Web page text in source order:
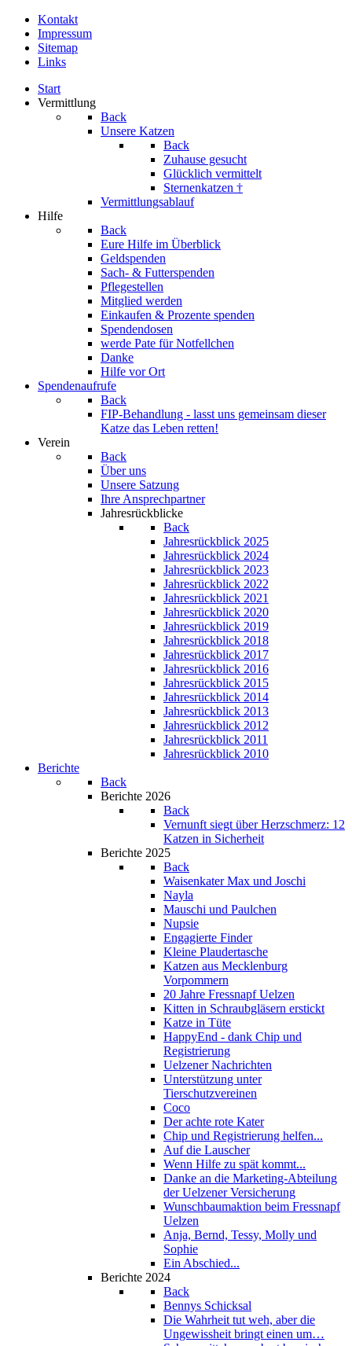
Kontakt
Impressum
Sitemap
Links
Start
Vermittlung
Back
Unsere Katzen
Back
Zuhause gesucht
Glücklich vermittelt
Sternenkatzen †
Vermittlungsablauf
Hilfe
Back
Eure Hilfe im Überblick
Geldspenden
Sach- & Futterspenden
Pflegestellen
Mitglied werden
Einkaufen & Prozente spenden
Spendendosen
werde Pate für Notfellchen
Danke
Hilfe vor Ort
Spendenaufrufe
Back
FIP-Behandlung - lasst uns gemeinsam dieser
Katze das Leben retten!
Verein
Back
Über uns
Unsere Satzung
Ihre Ansprechpartner
Jahresrückblicke
Back
Jahresrückblick 2025
Jahresrückblick 2024
Jahresrückblick 2023
Jahresrückblick 2022
Jahresrückblick 2021
Jahresrückblick 2020
Jahresrückblick 2019
Jahresrückblick 2018
Jahresrückblick 2017
Jahresrückblick 2016
Jahresrückblick 2015
Jahresrückblick 2014
Jahresrückblick 2013
Jahresrückblick 2012
Jahresrückblick 2011
Jahresrückblick 2010
Berichte
Back
Berichte 2026
Back
Vernunft siegt über Herzschmerz: 12
Katzen in Sicherheit
Berichte 2025
Back
Waisenkater Max und Joschi
Nayla
Mauschi und Paulchen
Nupsie
Engagierte Finder
Kleine Plaudertasche
Katzen aus Mecklenburg
Vorpommern
20 Jahre Fressnapf Uelzen
Kitten in Schraubgläsern erstickt
Katze in Tüte
HappyEnd - dank Chip und
Registrierung
Uelzener Nachrichten
Unterstützung unter
Tierschutzvereinen
Coco
Der achte rote Kater
Chip und Registrierung helfen...
Auf die Lauscher
Wenn Hilfe zu spät kommt...
Danke an die Marketing-Abteilung
der Uelzener Versicherung
Wunschbaumaktion beim Fressnapf
Uelzen
Anja, Bernd, Tessy, Molly und
Sophie
Ein Abschied...
Berichte 2024
Back
Bennys Schicksal
Die Wahrheit tut weh, aber die
Ungewissheit bringt einen um…